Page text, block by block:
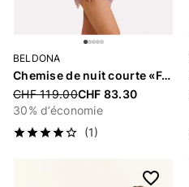
BELDONA
Chemise de nuit courte «Feline»
Price reduced from
CHF 119.00CHF 83.30
30% d’économie
(1)